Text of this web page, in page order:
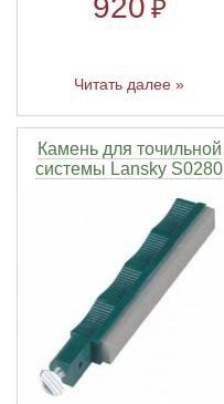
920 ₽
Читать далее »
Камень для точильной
системы Lansky S0280